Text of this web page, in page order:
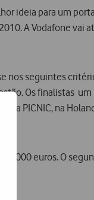
ideia para um
A Vodafone vai
nos seguintes
Os finalistas  um
PICNIC, na
euros. O